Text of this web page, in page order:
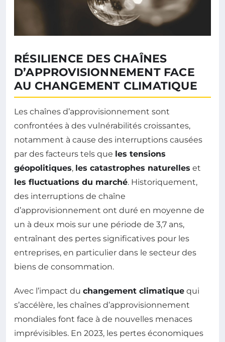
RÉSILIENCE DES CHAÎNES
D’APPROVISIONNEMENT FACE
AU CHANGEMENT CLIMATIQUE
Les chaînes d’approvisionnement sont
confrontées à des vulnérabilités croissantes,
notamment à cause des interruptions causées
par des facteurs tels que les tensions
géopolitiques, les catastrophes naturelles et
les fluctuations du marché. Historiquement,
des interruptions de chaîne
d’approvisionnement ont duré en moyenne de
un à deux mois sur une période de 3,7 ans,
entraînant des pertes significatives pour les
entreprises, en particulier dans le secteur des
biens de consommation.
Avec l’impact du changement climatique qui
s’accélère, les chaînes d’approvisionnement
mondiales font face à de nouvelles menaces
imprévisibles. En 2023, les pertes économiques